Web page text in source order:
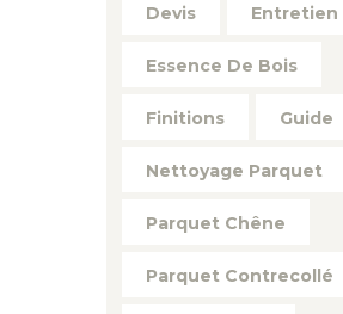
Devis Entretien
Essence De Bois
Finitions Guide
Nettoyage Parquet
Parquet Chêne
Parquet Contrecollé